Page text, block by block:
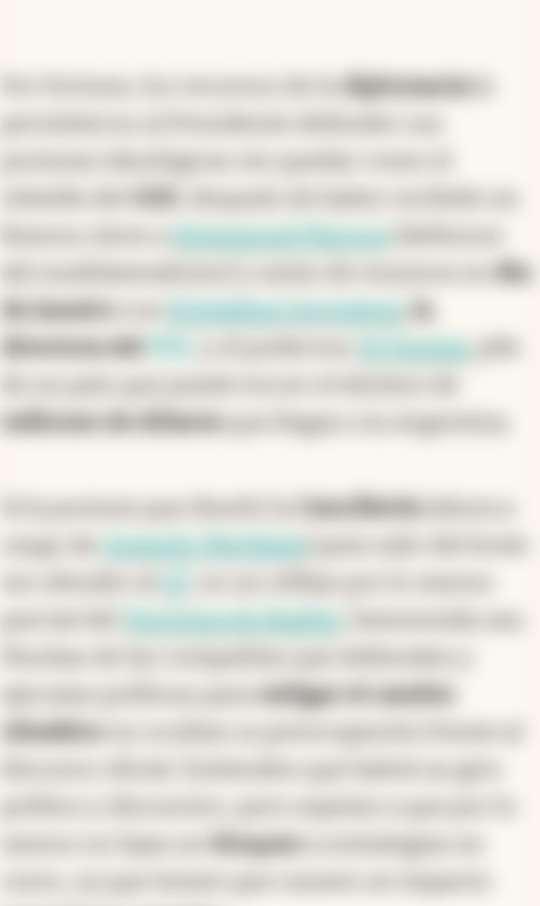
diplomacia
Emmanuel Macron
Río
de Janeiro
Kristalina Georgieva, la
directora del
Xi Jinping, jefe
millones de dólares
que llegan a la Argentina.
Cancillería
Gerardo Werthein
Teorema de Baglini
mitigar el cambio
climático
bloqueo